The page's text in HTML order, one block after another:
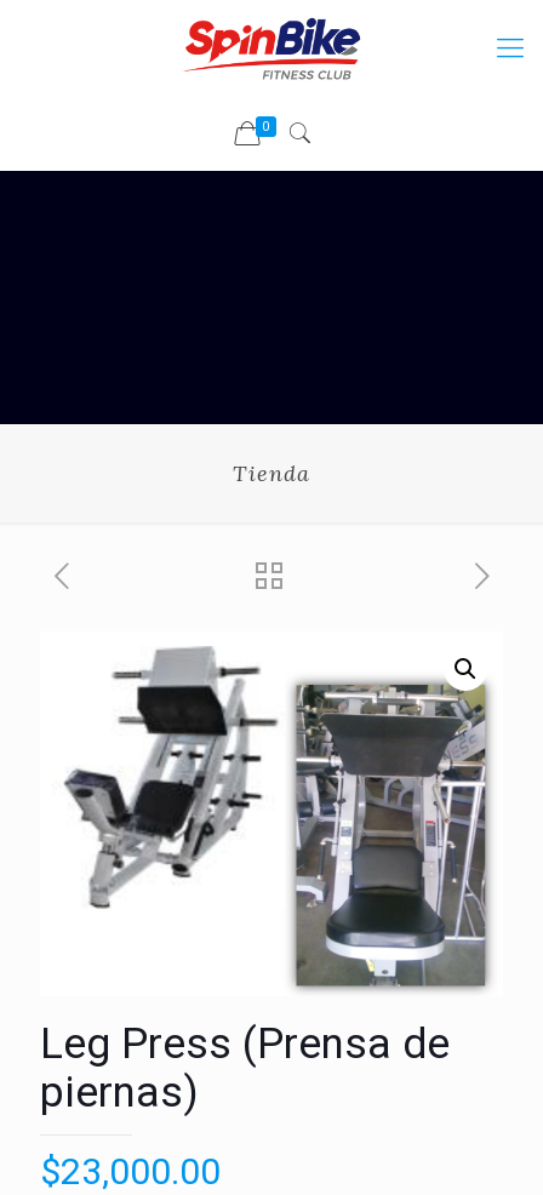
0
Tienda
Leg Press (Prensa de
piernas)
$23,000.00